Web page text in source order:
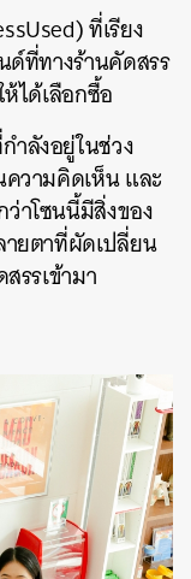
ที่เรียง
ด์ที่ทางร้านคัดสรร
ได้เลือกซื้อ
ำลังอยู่ในช่วง
วามคิดเห็น และ
าโซนนี้มีสิ่งของ
ยตาที่ผัดเปลี่ยน
รรเข้ามา